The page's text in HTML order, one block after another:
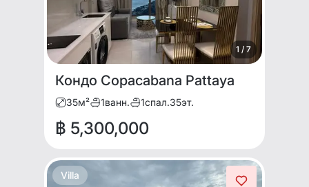
1 / 7
Кондо Copacabana Pattaya
35м² 1ванн. 1спал.35эт.
฿ 5,300,000
Villa